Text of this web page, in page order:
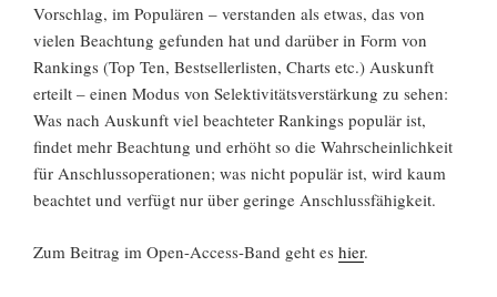
Vorschlag, im Populären – verstanden als etwas, das von
vielen Beachtung gefunden hat und darüber in Form von
Rankings (Top Ten, Bestsellerlisten, Charts etc.) Auskunft
erteilt – einen Modus von Selektivitätsverstärkung zu sehen:
Was nach Auskunft viel beachteter Rankings populär ist,
findet mehr Beachtung und erhöht so die Wahrscheinlichkeit
für Anschlussoperationen; was nicht populär ist, wird kaum
beachtet und verfügt nur über geringe Anschlussfähigkeit.
Zum Beitrag im Open-Access-Band geht es hier.